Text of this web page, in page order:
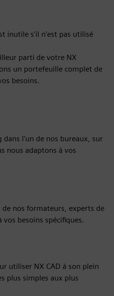
inutile s'il n'est pas utilisé
parti de votre NX
un portefeuille complet de
besoins.
dans l'un de nos bureaux, sur
nous adaptons à vos
de nos formateurs, experts de
besoins spécifiques.
utiliser NX CAD à son plein
plus simples aux plus